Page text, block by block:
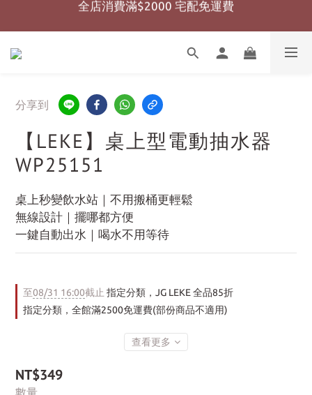
全店消費滿$999 超商免運費
全店消費滿$999 超商免運費
分享到
【LEKE】桌上型電動抽水器
WP25151
桌上秒變飲水站｜不用搬桶更輕鬆
無線設計｜擺哪都方便
一鍵自動出水｜喝水不用等待
至08/31 16:00截止 指定分類，JG LEKE 全品85折
指定分類，全館滿2500免運費(部份商品不適用)
查看更多
NT$349
數量